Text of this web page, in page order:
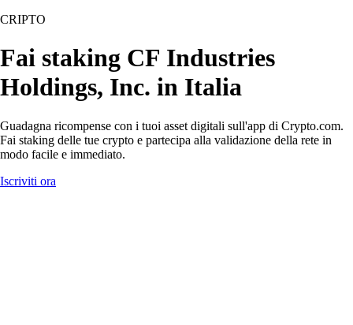
CRIPTO
Fai staking CF Industries
Holdings, Inc. in Italia
Guadagna ricompense con i tuoi asset digitali sull'app di Crypto.com.
Fai staking delle tue crypto e partecipa alla validazione della rete in
modo facile e immediato.
Iscriviti ora